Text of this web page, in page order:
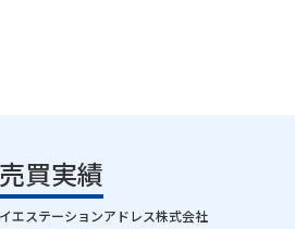
売買実績
｜
エステーションアドレス株式会社